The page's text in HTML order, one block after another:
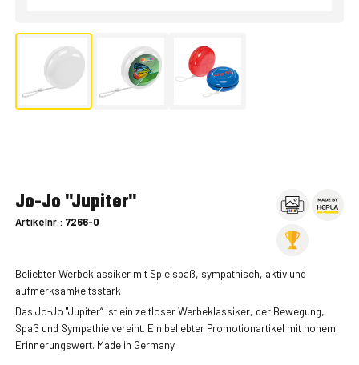
Jo-Jo "Jupiter"
Artikelnr.: 7266-0
Beliebter Werbeklassiker mit Spielspaß, sympathisch, aktiv und
aufmerksamkeitsstark
Das Jo-Jo "Jupiter“ ist ein zeitloser Werbeklassiker, der Bewegung,
Spaß und Sympathie vereint. Ein beliebter Promotionartikel mit hohem
Erinnerungswert. Made in Germany.